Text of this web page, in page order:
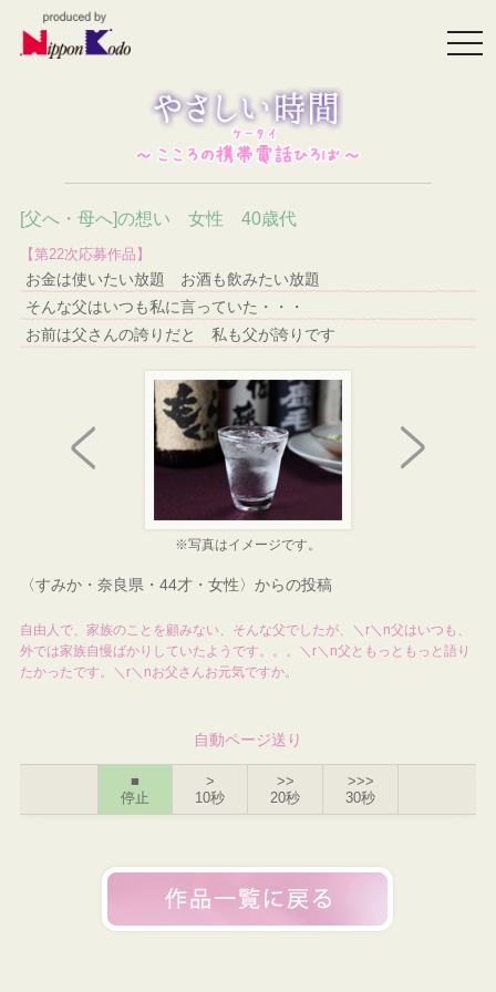
[父へ・母へ]の想い 女性 40歳代
【第22次応募作品】
お金は使いたい放題 お酒も飲みたい放題
そんな父はいつも私に言っていた・・・
お前は父さんの誇りだと 私も父が誇りです
※写真はイメージです。
〈すみか・奈良県・44才・女性〉からの投稿
自由人で、家族のことを顧みない、そんな父でしたが、＼r＼n父はいつも、
外では家族自慢ばかりしていたようです。。。＼r＼n父ともっともっと語り
たかったです。＼r＼nお父さんお元気ですか。
自動ページ送り
■
停止
>
10秒
>>
20秒
>>>
30秒